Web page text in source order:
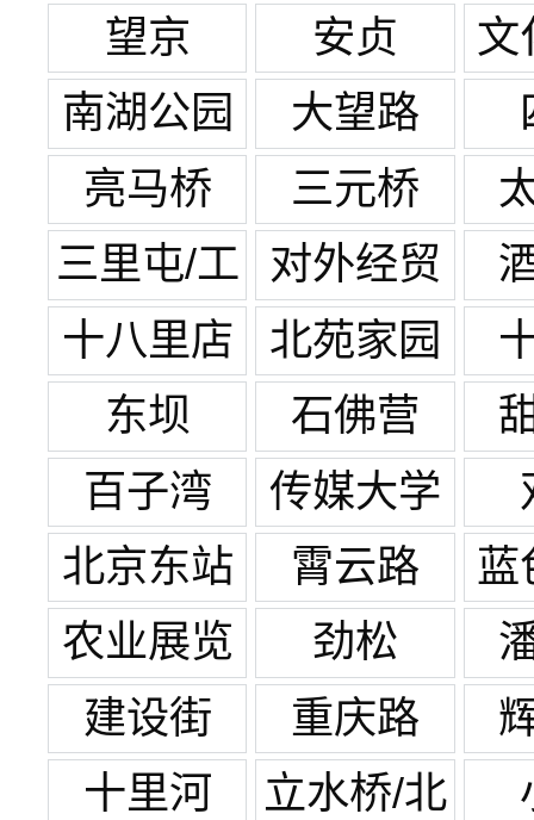
世
望京 安贞
文
南湖公园
大望路
亮马桥
三元桥
三里屯/工
体
对外经贸
十八里店
北苑家园
东坝
石佛营
百子湾
传媒大学
北京东站
霄云路
蓝
农业展览
馆
劲松
建设街
重庆路
十里河
立水桥/北